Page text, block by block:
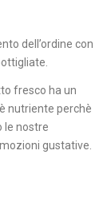
dell’ordine con
fresco ha un
nutriente perchè
le nostre
gustative.